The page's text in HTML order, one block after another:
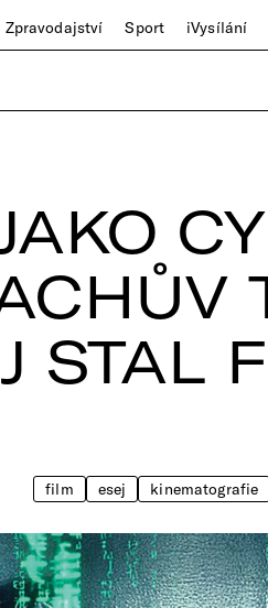
Zpravodajství Sport iVysílání
STAL
film esej kinematografie